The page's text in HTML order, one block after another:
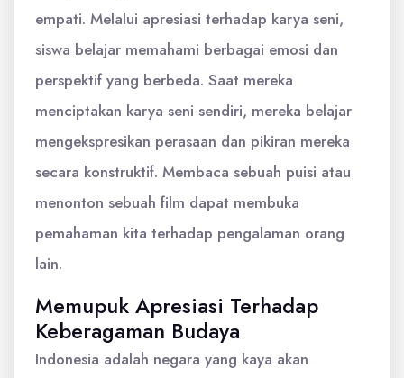
empati. Melalui apresiasi terhadap karya seni,
siswa belajar memahami berbagai emosi dan
perspektif yang berbeda. Saat mereka
menciptakan karya seni sendiri, mereka belajar
mengekspresikan perasaan dan pikiran mereka
secara konstruktif. Membaca sebuah puisi atau
menonton sebuah film dapat membuka
pemahaman kita terhadap pengalaman orang
lain.
Memupuk Apresiasi Terhadap
Keberagaman Budaya
Indonesia adalah negara yang kaya akan